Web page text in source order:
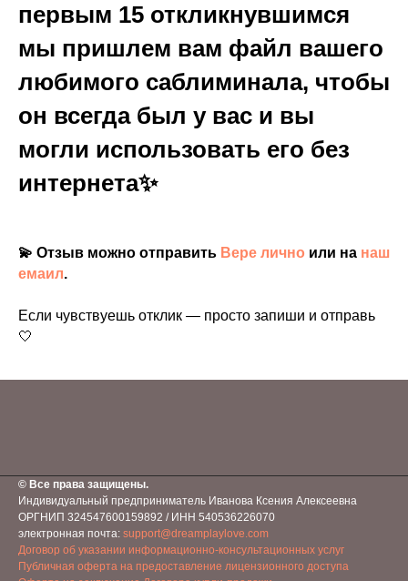
первым 15 откликнувшимся
мы пришлем вам файл вашего
любимого саблиминала, чтобы
он всегда был у вас и вы
могли использовать его без
интернета✨
💫 Отзыв можно отправить Вере лично или на наш
емаил.
Если чувствуешь отклик — просто запиши и отправь
🤍
© Все права защищены.
Индивидуальный предприниматель Иванова Ксения Алексеевна
ОРГНИП 324547600159892 / ИНН 540536226070
электронная почта: support@dreamplaylove.com
Договор об указании информационно-консультационных услуг
Публичная оферта на предоставление лицензионного доступа